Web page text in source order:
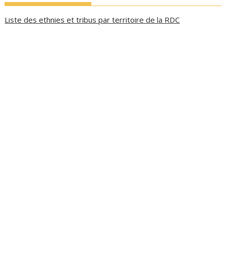
Liste des ethnies et tribus par territoire de la RDC